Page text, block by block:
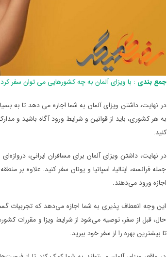
جمع بندی : با ویزای آلمان به چه کشورهایی می توان سفر
در نهایت، داشتن ویزای آلمان به شما اجازه می دهد تا به
به هر کشوری، باید از قوانین و شرایط ورود آگاه باشید و
کنید.
در نهایت، داشتن ویزای آلمان برای مسافران ایرانی،
جمله فرانسه، ایتالیا، اسپانیا و یونان سفر کنید. علاوه بر
اجازه ورود می‌دهند.
این وجه انعطاف پذیری به شما اجازه می‌دهد که تجربیات
حال، قبل از سفر، توصیه می‌شود از شرایط ویزا و مقررات
تا بیشترین بهره را از سفر خود ببرید.